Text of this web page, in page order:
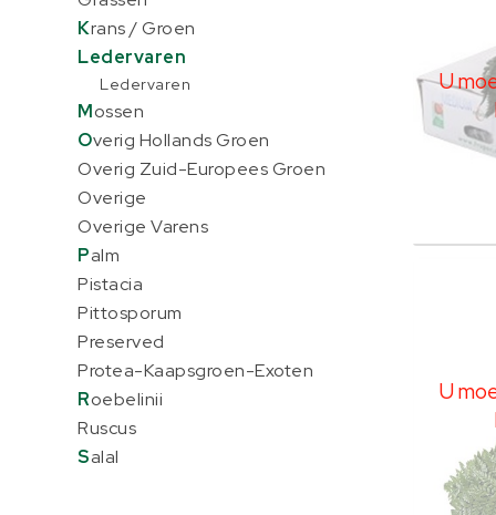
Krans / Groen
Ledervaren
Ledervaren
Mossen
Overig Hollands Groen
Overig Zuid-Europees Groen
Overige
Overige Varens
Palm
Pistacia
Pittosporum
Preserved
Protea-Kaapsgroen-Exoten
Roebelinii
Ruscus
Salal
U
U
U